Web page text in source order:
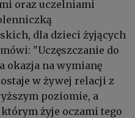
oraz uczelniami
dla dzieci żyjących
"Uczęszczanie do
okazja na wymianę
w żywej relacji z
poziomie, a
żyje oczami tego